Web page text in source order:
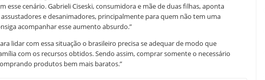
esse cenário. Gabrieli Ciseski, consumidora e mãe de duas filhas, aponta
e desanimadores, principalmente para quem não tem uma
acompanhar esse aumento absurdo.”
lidar com essa situação o brasileiro precisa se adequar de modo que
com os recursos obtidos. Sendo assim, comprar somente o necessário
produtos bem mais baratos.”